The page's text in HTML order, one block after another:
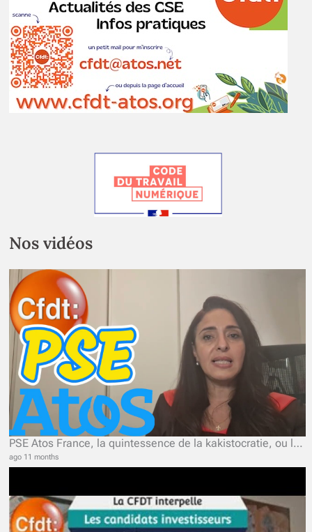
Nos vidéos
PSE Atos France, la quintessence de la kakistocratie, ou le pouvoir des pires
ago 11 months